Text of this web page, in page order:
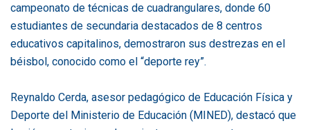
campeonato de técnicas de cuadrangulares, donde 60
estudiantes de secundaria destacados de 8 centros
educativos capitalinos, demostraron sus destrezas en el
béisbol, conocido como el “deporte rey”.
Reynaldo Cerda, asesor pedagógico de Educación Física y
Deporte del Ministerio de Educación (MINED), destacó que